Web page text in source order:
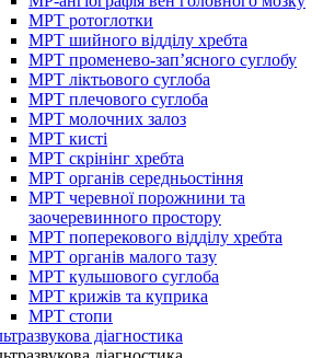
МРТ ротоглотки
МРТ шийного відділу хребта
МРТ променево-зап’ясного суглобу
МРТ ліктьового суглоба
МРТ плечового суглоба
МРТ молочних залоз
МРТ кисті
МРТ скрінінг хребта
МРТ органів середньостіння
МРТ черевної порожнини та
заочеревинного простору
МРТ поперекового відділу хребта
МРТ органів малого тазу
МРТ кульшового суглоба
МРТ крижів та куприка
МРТ стопи
діагностика